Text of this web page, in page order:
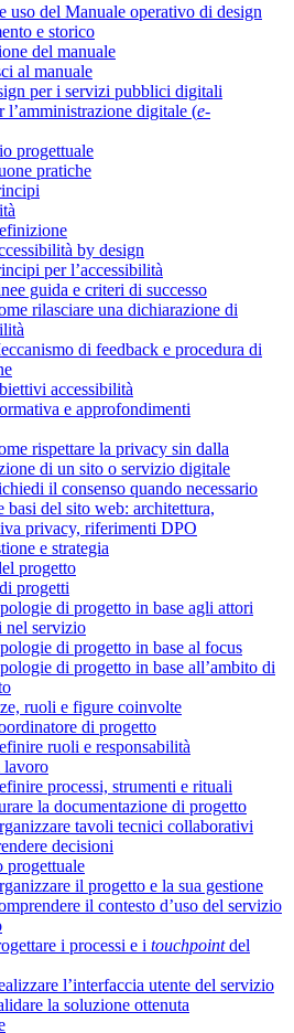
uso del Manuale operativo di design
e storico
del manuale
al manuale
per i servizi pubblici digitali
l’amministrazione digitale (e-
progettuale
pratiche
by design
per l’accessibilità
guida e criteri di successo
rilasciare una dichiarazione di
di feedback e procedura di
accessibilità
e approfondimenti
rispettare la privacy sin dalla
di un sito o servizio digitale
il consenso quando necessario
basi del sito web: architettura,
privacy, riferimenti DPO
e strategia
progetto
progetti
di progetto in base agli attori
nel servizio
di progetto in base al focus
di progetto in base all’ambito di
ruoli e figure coinvolte
di progetto
ruoli e responsabilità
lavoro
processi, strumenti e rituali
la documentazione di progetto
tavoli tecnici collaborativi
decisioni
progettuale
il progetto e la sua gestione
il contesto d’uso del servizio
i processi e i touchpointdel
l’interfaccia utente del servizio
la soluzione ottenuta